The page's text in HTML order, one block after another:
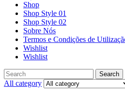
Shop
Shop Style 01
Shop Style 02
Sobre Nós
Termos e Condições de
Wishlist
Wishlist
Search
All category